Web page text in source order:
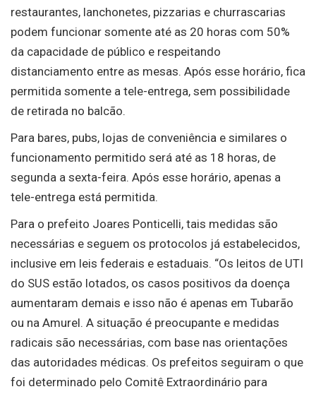
restaurantes, lanchonetes, pizzarias e churrascarias
podem funcionar somente até as 20 horas com 50%
da capacidade de público e respeitando
distanciamento entre as mesas. Após esse horário, fica
permitida somente a tele-entrega, sem possibilidade
de retirada no balcão.
Para bares, pubs, lojas de conveniência e similares o
funcionamento permitido será até as 18 horas, de
segunda a sexta-feira. Após esse horário, apenas a
tele-entrega está permitida.
Para o prefeito Joares Ponticelli, tais medidas são
necessárias e seguem os protocolos já estabelecidos,
inclusive em leis federais e estaduais. “Os leitos de UTI
do SUS estão lotados, os casos positivos da doença
aumentaram demais e isso não é apenas em Tubarão
ou na Amurel. A situação é preocupante e medidas
radicais são necessárias, com base nas orientações
das autoridades médicas. Os prefeitos seguiram o que
foi determinado pelo Comitê Extraordinário para